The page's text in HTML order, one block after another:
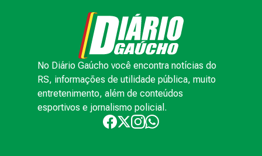
No Diário Gaúcho você encontra notícias do
RS, informações de utilidade pública, muito
entretenimento, além de conteúdos
esportivos e jornalismo policial.